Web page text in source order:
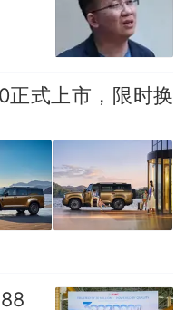
正式上市，限时换